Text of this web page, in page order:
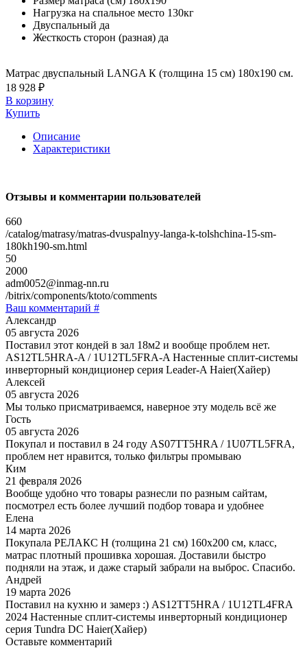
Нагрузка на спальное место 130кг
Двуспальный да
Жесткость сторон (разная) да
Матрас двуспальный LANGA К (толщина 15 см) 180х190 см.
18 928 ₽
В корзину
Купить
Описание
Характеристики
Отзывы и комментарии пользователей
660
/catalog/matrasy/matras-dvuspalnyy-langa-k-tolshchina-15-sm-
180kh190-sm.html
50
2000
adm0052@inmag-nn.ru
/bitrix/components/ktoto/comments
Ваш комментарий #
Александр
05 августа 2026
Поставил этот кондей в зал 18м2 и вообще проблем нет.
AS12TL5HRA-A / 1U12TL5FRA-A Настенные сплит-системы
инверторный кондиционер серия Leader-A Haier(Хайер)
Алексей
05 августа 2026
Мы только присматриваемся, наверное эту модель всё же
Гость
05 августа 2026
Покупал и поставил в 24 году AS07TT5HRA / 1U07TL5FRA,
проблем нет нравится, только фильтры промываю
Ким
21 февраля 2026
Вообще удобно что товары разнесли по разным сайтам,
посмотрел есть более лучший подбор товара и удобнее
Елена
14 марта 2026
Покупала РЕЛАКС Н (толщина 21 см) 160х200 см, класс,
матрас плотный прошивка хорошая. Доставили быстро
подняли на этаж, и даже старый забрали на выброс. Спасибо.
Андрей
19 марта 2026
Поставил на кухню и замерз :) AS12TT5HRA / 1U12TL4FRA
2024 Настенные сплит-системы инверторный кондиционер
серия Tundra DC Haier(Хайер)
Оставьте комментарий